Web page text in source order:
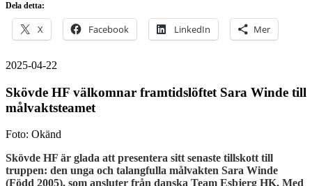
Dela detta:
X Facebook LinkedIn Mer
2025-04-22
Skövde HF välkomnar framtidslöftet Sara Winde till
målvaktsteamet
Foto: Okänd
Skövde HF är glada att presentera sitt senaste tillskott till
truppen: den unga och talangfulla målvakten Sara Winde
(Född 2005), som ansluter från danska Team Esbjerg HK. Med